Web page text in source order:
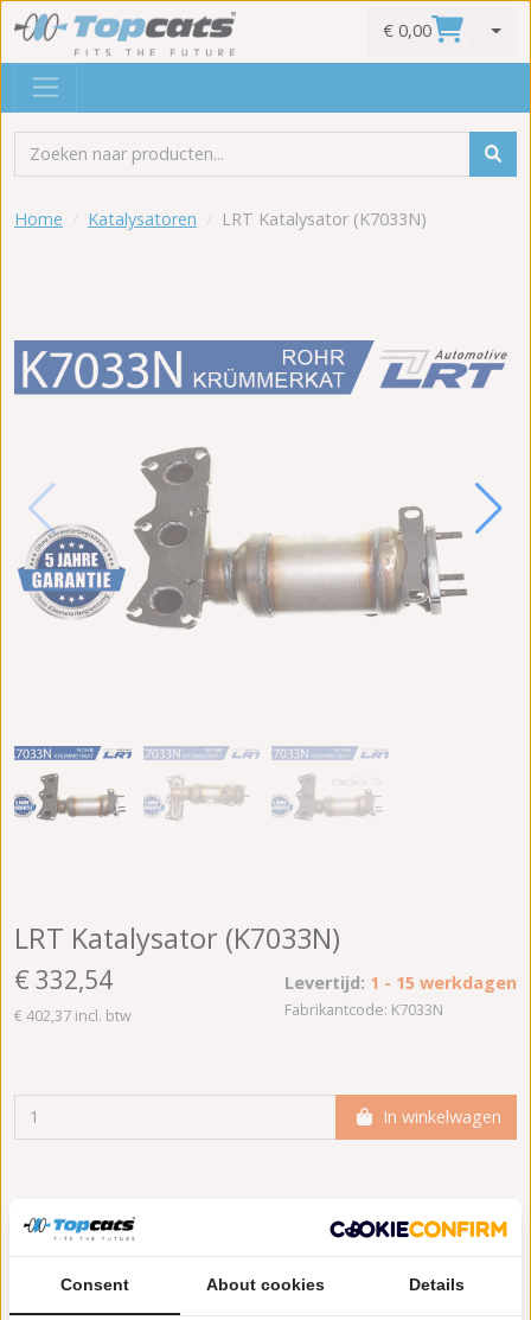
€ 0,00
Home Katalysatoren LRT Katalysator (K7033N)
LRT Katalysator (K7033N)
€ 332,54
€ 402,37 incl. btw
Levertijd: 1 - 15 werkdagen
Fabrikantcode: K7033N
In winkelwagen
Meer informatie
Origineel nummers Levering
Consent About cookies Details